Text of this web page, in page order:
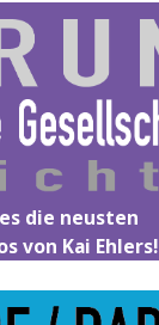
die neusten
von Kai Ehlers!